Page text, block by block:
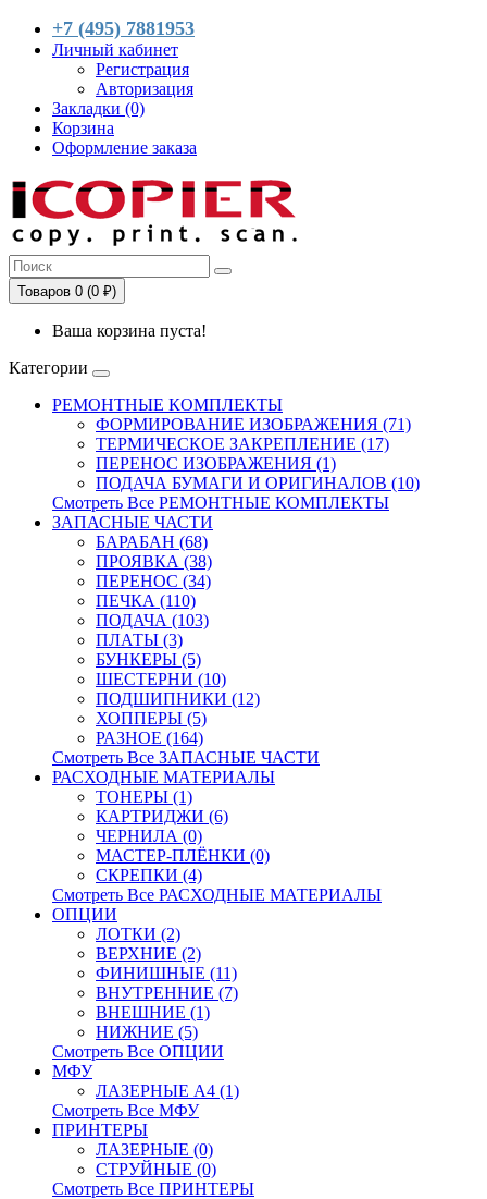
+7 (495) 7881953
Личный кабинет
Регистрация
Авторизация
Закладки (0)
Корзина
Оформление заказа
Товаров 0 (0 ₽)
Ваша корзина пуста!
Категории
РЕМОНТНЫЕ КОМПЛЕКТЫ
ФОРМИРОВАНИЕ ИЗОБРАЖЕНИЯ (71)
ТЕРМИЧЕСКОЕ ЗАКРЕПЛЕНИЕ (17)
ПЕРЕНОС ИЗОБРАЖЕНИЯ (1)
ПОДАЧА БУМАГИ И ОРИГИНАЛОВ (10)
Смотреть Все РЕМОНТНЫЕ КОМПЛЕКТЫ
ЗАПАСНЫЕ ЧАСТИ
БАРАБАН (68)
ПРОЯВКА (38)
ПЕРЕНОС (34)
ПЕЧКА (110)
ПОДАЧА (103)
ПЛАТЫ (3)
БУНКЕРЫ (5)
ШЕСТЕРНИ (10)
ПОДШИПНИКИ (12)
ХОППЕРЫ (5)
РАЗНОЕ (164)
Смотреть Все ЗАПАСНЫЕ ЧАСТИ
РАСХОДНЫЕ МАТЕРИАЛЫ
ТОНЕРЫ (1)
КАРТРИДЖИ (6)
ЧЕРНИЛА (0)
МАСТЕР-ПЛЁНКИ (0)
СКРЕПКИ (4)
Смотреть Все РАСХОДНЫЕ МАТЕРИАЛЫ
ОПЦИИ
ЛОТКИ (2)
ВЕРХНИЕ (2)
ФИНИШНЫЕ (11)
ВНУТРЕННИЕ (7)
ВНЕШНИЕ (1)
НИЖНИЕ (5)
Смотреть Все ОПЦИИ
МФУ
ЛАЗЕРНЫЕ A4 (1)
Смотреть Все МФУ
ПРИНТЕРЫ
ЛАЗЕРНЫЕ (0)
СТРУЙНЫЕ (0)
Смотреть Все ПРИНТЕРЫ